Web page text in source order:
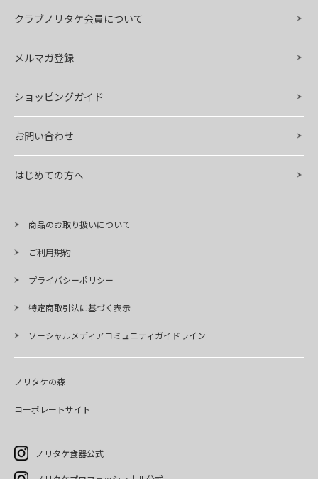
クラブノリタケ会員について
メルマガ登録
ショッピングガイド
お問い合わせ
はじめての方へ
商品のお取り扱いについて
ご利用規約
プライバシーポリシー
特定商取引法に基づく表示
ソーシャルメディアコミュニティガイドライン
ノリタケの森
コーポレートサイト
ノリタケ食器公式